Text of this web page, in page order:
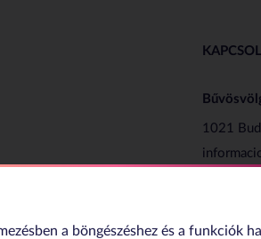
1021
a böngészéshez és a funkciók